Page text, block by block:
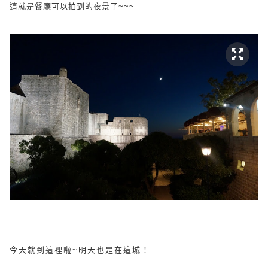
這就是餐廳可以拍到的夜景了~~~
今天就到這裡啦~明天也是在這城！